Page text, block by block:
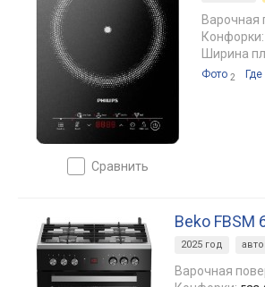
сравнить
Варочная
Конфорки:
Ширина
Фото 2
Beko FBSM
2025 год
Варочная